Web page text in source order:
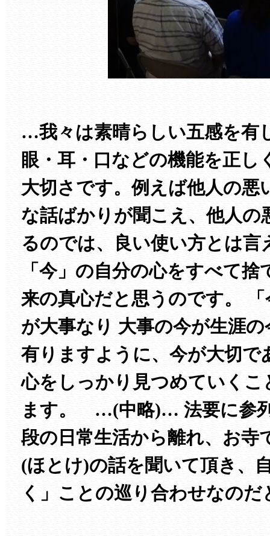
…我々は素晴らしい五感を有
眼・耳・口などの機能を正し
大切さです。例えば他人の悪
な話ばかりが聞こえ、他人の
るのでは、良い使い方とは言
「今」の自分の心をすべて
来の真心だと思うのです。
が大事なり 大事の今が生涯
有りますように、今が大切で
心をしっかり見つめていくこ
ます。 …(中略)… 法要に参
段の日常生活から離れ、お寺
(ほとけ)の話を聞いて頂き、
く」ことの巡り合わせなの